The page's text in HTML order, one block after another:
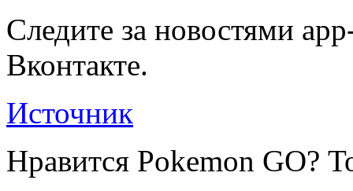
Следите за новостями
Вконтакте.
Источник
Нравится Pokemon GO?